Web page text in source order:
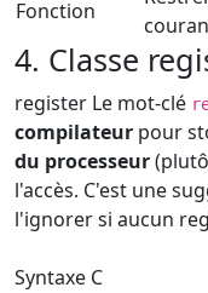
Fonction
4. Classe
register Le mot-clé
compilateur pour
du processeur
l'accès. C'est une
l'ignorer si aucun
Syntaxe C